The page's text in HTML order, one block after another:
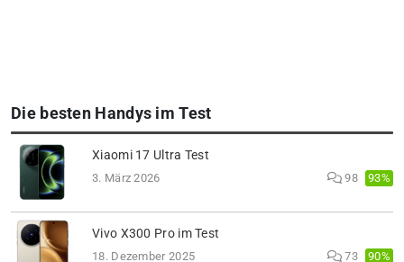
Die besten Handys im Test
Xiaomi 17 Ultra Test
3. März 2026 98 93%
Vivo X300 Pro im Test
18. Dezember 2025 73 90%